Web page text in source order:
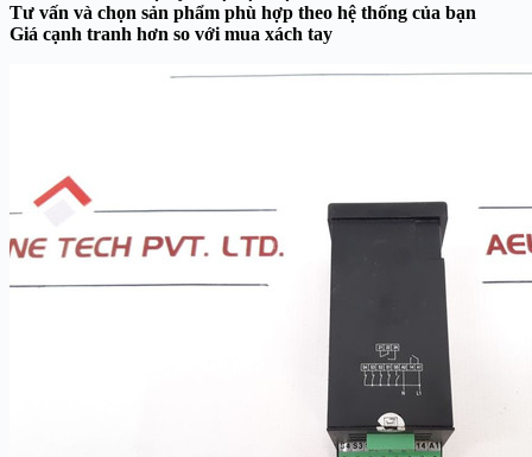
Tư vấn và chọn sản phẩm phù hợp theo hệ thống của bạn
Giá cạnh tranh hơn so với mua xách tay